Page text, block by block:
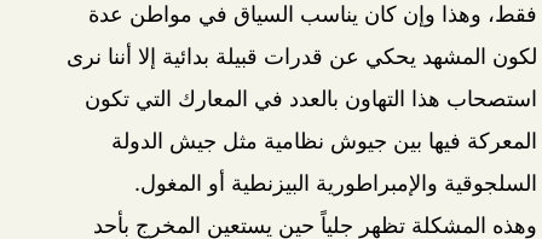
فقط، وهذا وإن كان يناسب السياق في مواطن عدة
لكون المشهد يحكي عن قدرات قبيلة بدائية إلا أننا نرى
استصحاب هذا التهاون بالعدد في المعارك التي تكون
المعركة فيها بين جيوش نظامية مثل جيش الدولة
السلجوقية والإمبراطورية البيزنطية أو المغول.
وهذه المشكلة تظهر جلياً حين يستعين المخرج بأحد